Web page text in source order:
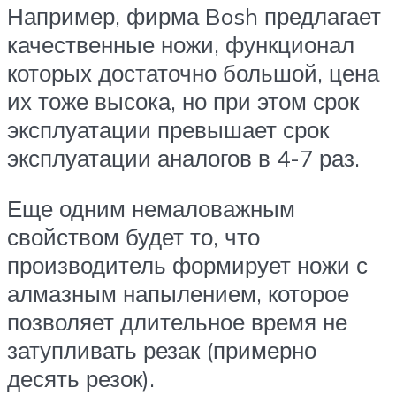
Например, фирма Bosh предлагает
качественные ножи, функционал
которых достаточно большой, цена
их тоже высока, но при этом срок
эксплуатации превышает срок
эксплуатации аналогов в 4-7 раз.
Еще одним немаловажным
свойством будет то, что
производитель формирует ножи с
алмазным напылением, которое
позволяет длительное время не
затупливать резак (примерно
десять резок).